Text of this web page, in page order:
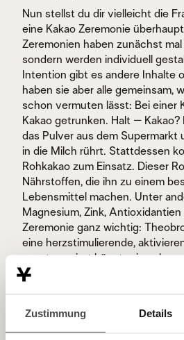
Zustimmung Details
Nun stellst du dir vielleicht die
eine Kakao Zeremonie
Zeremonien haben zunächst
sondern werden individuell
Intention gibt es andere Inhalte
haben sie aber alle gemeinsam,
schon vermuten lässt: Bei einer
Kakao getrunken. Halt –
das Pulver aus dem Supermarkt
in die Milch rührt. Stattdessen
Rohkakao zum Einsatz. Dieser
Nährstoffen, die ihn zu einem
Lebensmittel machen. Unter
Magnesium, Zink,
Zeremonie ganz wichtig:
eine herzstimulierende,
sonst passiert hängt, wie schon
jeweiligen Zeremonie mit ihrer
Kakao Zeremonie angeleitet.